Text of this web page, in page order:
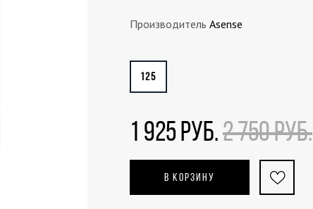
Производитель Asense
125
1 925 РУБ.2 750 РУБ.
В КОРЗИНУ